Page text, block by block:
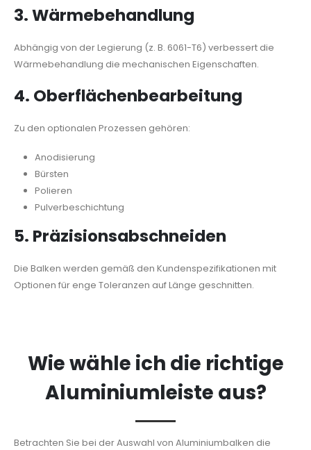
3.Wärmebehandlung
Abhängig von der Legierung (z. B. 6061-T6) verbessert die
Wärmebehandlung die mechanischen Eigenschaften.
4. Oberflächenbearbeitung
Zu den optionalen Prozessen gehören:
Anodisierung
Bürsten
Polieren
Pulverbeschichtung
5. Präzisionsabschneiden
Die Balken werden gemäß den Kundenspezifikationen mit
Optionen für enge Toleranzen auf Länge geschnitten.
Wie wähle ich die richtige
Aluminiumleiste aus?
Betrachten Sie bei der Auswahl von Aluminiumbalken die